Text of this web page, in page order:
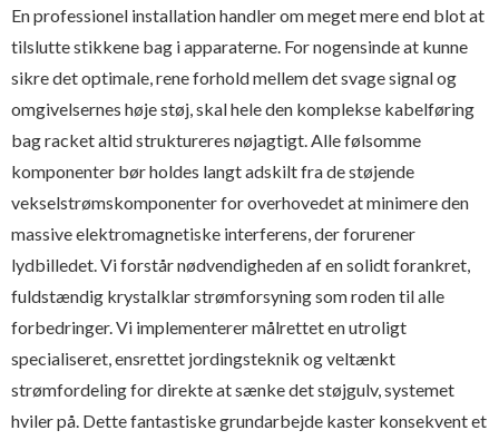
En professionel installation handler om meget mere end blot at
tilslutte stikkene bag i apparaterne. For nogensinde at kunne
sikre det optimale, rene forhold mellem det svage signal og
omgivelsernes høje støj, skal hele den komplekse kabelføring
bag racket altid struktureres nøjagtigt. Alle følsomme
komponenter bør holdes langt adskilt fra de støjende
vekselstrømskomponenter for overhovedet at minimere den
massive elektromagnetiske interferens, der forurener
lydbilledet. Vi forstår nødvendigheden af en solidt forankret,
fuldstændig krystalklar strømforsyning som roden til alle
forbedringer. Vi implementerer målrettet en utroligt
specialiseret, ensrettet jordingsteknik og veltænkt
strømfordeling for direkte at sænke det støjgulv, systemet
hviler på. Dette fantastiske grundarbejde kaster konsekvent et